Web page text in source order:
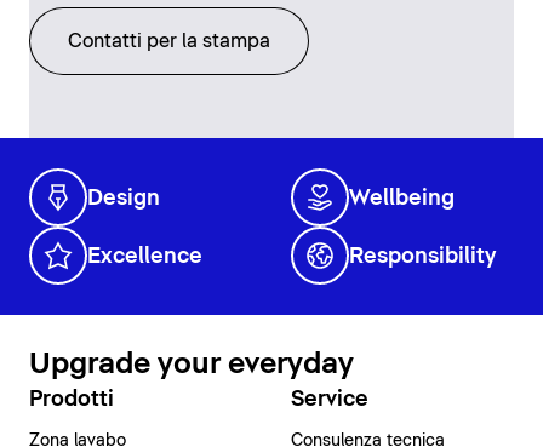
Contatti per la stampa
Design Wellbeing
Excellence Responsibility
Upgrade your everyday
Prodotti
Zona lavabo
Service
Consulenza tecnica